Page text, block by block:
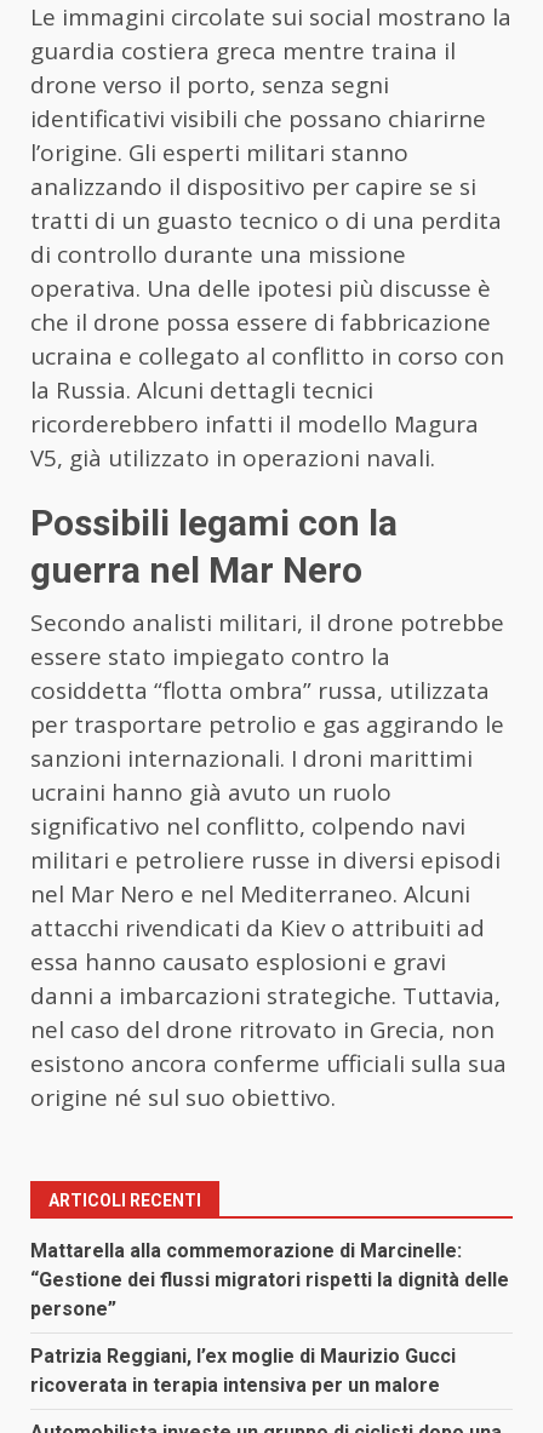
Le immagini circolate sui social mostrano la
guardia costiera greca mentre traina il
drone verso il porto, senza segni
identificativi visibili che possano chiarirne
l’origine. Gli esperti militari stanno
analizzando il dispositivo per capire se si
tratti di un guasto tecnico o di una perdita
di controllo durante una missione
operativa. Una delle ipotesi più discusse è
che il drone possa essere di fabbricazione
ucraina e collegato al conflitto in corso con
la Russia. Alcuni dettagli tecnici
ricorderebbero infatti il modello Magura
V5, già utilizzato in operazioni navali.
Possibili legami con la
guerra nel Mar Nero
Secondo analisti militari, il drone potrebbe
essere stato impiegato contro la
cosiddetta “flotta ombra” russa, utilizzata
per trasportare petrolio e gas aggirando le
sanzioni internazionali. I droni marittimi
ucraini hanno già avuto un ruolo
significativo nel conflitto, colpendo navi
militari e petroliere russe in diversi episodi
nel Mar Nero e nel Mediterraneo. Alcuni
attacchi rivendicati da Kiev o attribuiti ad
essa hanno causato esplosioni e gravi
danni a imbarcazioni strategiche. Tuttavia,
nel caso del drone ritrovato in Grecia, non
esistono ancora conferme ufficiali sulla sua
origine né sul suo obiettivo.
ARTICOLI RECENTI
Mattarella alla commemorazione di Marcinelle:
“Gestione dei flussi migratori rispetti la dignità delle
persone”
Patrizia Reggiani, l’ex moglie di Maurizio Gucci
ricoverata in terapia intensiva per un malore